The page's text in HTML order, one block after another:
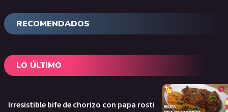
RECOMENDADOS
LO ÚLTIMO
Irresistible bife de chorizo con papa rosti